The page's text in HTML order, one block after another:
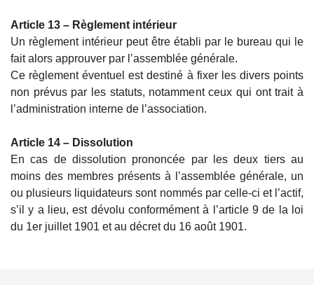
Article 13 – Règlement intérieur
Un règlement intérieur peut être établi par le bureau qui le
fait alors approuver par l’assemblée générale.
Ce règlement éventuel est destiné à fixer les divers points
non prévus par les statuts, notamment ceux qui ont trait à
l’administration interne de l’association.
Article 14 – Dissolution
En cas de dissolution prononcée par les deux tiers au
moins des membres présents à l’assemblée générale, un
ou plusieurs liquidateurs sont nommés par celle-ci et l’actif,
s’il y a lieu, est dévolu conformément à l’article 9 de la loi
du 1er juillet 1901 et au décret du 16 août 1901.